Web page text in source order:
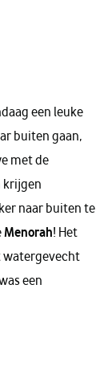
een leuke
buiten gaan,
met de
krijgen
naar buiten te
Menorah! Het
watergevecht
een